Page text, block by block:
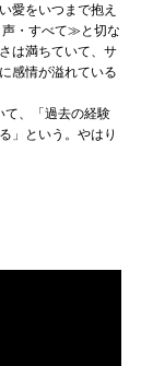
愛をいつまで抱え
・すべて≫と切な
は満ちていて、サ
感情が溢れている
て、「過去の経験
」という。やはり